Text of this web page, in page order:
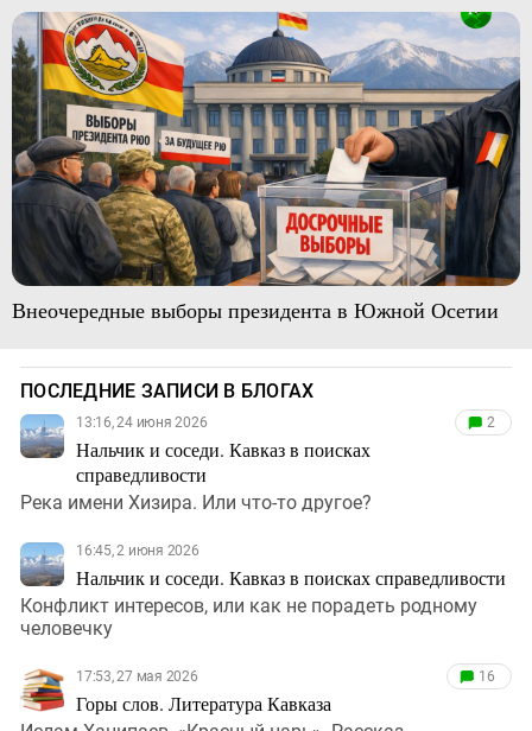
Внеочередные выборы президента в Южной Осетии
ПОСЛЕДНИЕ ЗАПИСИ В БЛОГАХ
13:16, 24 июня 2026
Нальчик и соседи. Кавказ в поисках
справедливости
2
Река имени Хизира. Или что-то другое?
16:45, 2 июня 2026
Нальчик и соседи. Кавказ в поисках справедливости
Конфликт интересов, или как не порадеть родному
человечку
17:53, 27 мая 2026
Горы слов. Литература Кавказа
16